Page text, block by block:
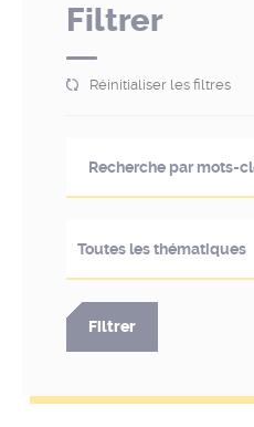
Filtrer
Réinitialiser les filtres
Toutes les thématiques
Filtrer